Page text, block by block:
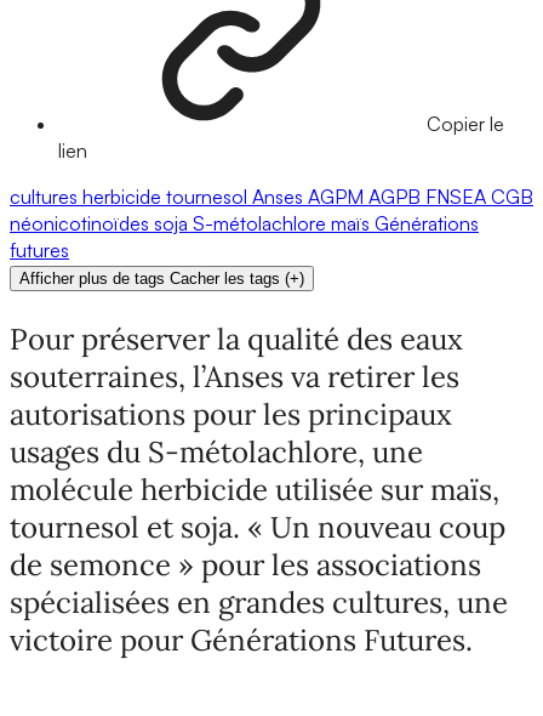
Copier le
lien
cultures herbicide tournesol Anses AGPM AGPB FNSEA CGB
néonicotinoïdes soja S-métolachlore maïs Générations
futures
Afficher plus de tags Cacher les tags (+)
Pour préserver la qualité des eaux
souterraines, l’Anses va retirer les
autorisations pour les principaux
usages du S-métolachlore, une
molécule herbicide utilisée sur maïs,
tournesol et soja. « Un nouveau coup
de semonce » pour les associations
spécialisées en grandes cultures, une
victoire pour Générations Futures.